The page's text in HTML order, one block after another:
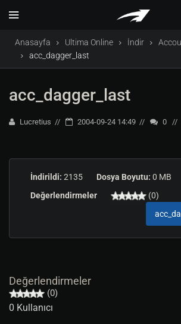
Anasayfa Ultima Online İndir
acc_dagger_last
acc_dagger_last
Lucretius 2004-09-24 14:49 0
İndirildi: 2135 Dosya Boyutu: 0 MB
Değerlendirmeler
(0)
Değerlendirmeler
(0)
0 Kullanıcı